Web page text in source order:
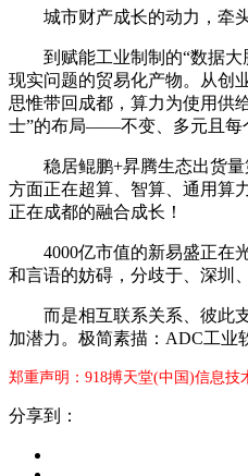
城市财产成长的动力，牵头
到赋能工业制制的“数据大脑
现实问题的贸易化产物。从创
思惟带回成都，算力为使用供
士”的布局——不变、多元且每
稳居鲲鹏+昇腾生态出货量第
方面正在超算、智算、通用算
正在成都的融合成长！
4000亿市值的新易盛正在光
和言语的妨碍，分歧于、深圳
而是相互联系关系、彼此支
加潜力。极简素描：ADC工业
郑重声明：918搏天堂(中国)信息
分享到：